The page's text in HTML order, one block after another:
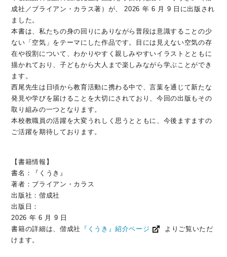
成社／ブライアン・カラス著）が、 2026 年 6 月 9 日に出版され
ました。
本書は、私たちの身の回りにありながら普段は意識することの少
ない「空気」をテーマにした作品です。目には見えない空気の存
在や役割について、わかりやすく親しみやすいイラストとともに
描かれており、子どもから大人まで楽しみながら学ぶことができ
ます。
西尾先生は日頃から教育活動に携わる中で、言葉を通じて新たな
発見や学びを届けることを大切にされており、今回の出版もその
取り組みの一つとなります。
本校教職員の活躍を大変うれしく思うとともに、今後ますますの
ご活躍を期待しております。
【書籍情報】
書名：『くうき』
著者：ブライアン・カラス
出版社：偕成社
出版日：
2026 年 6 月 9 日
書籍の詳細は、偕成社
『くうき』紹介ページ
よりご覧いただ
けます。